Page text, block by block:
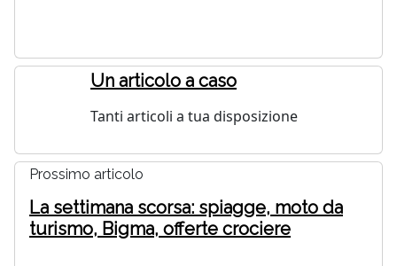
Un articolo a caso
Tanti articoli a tua disposizione
Prossimo articolo
La settimana scorsa: spiagge, moto da
turismo, Bigma, offerte crociere